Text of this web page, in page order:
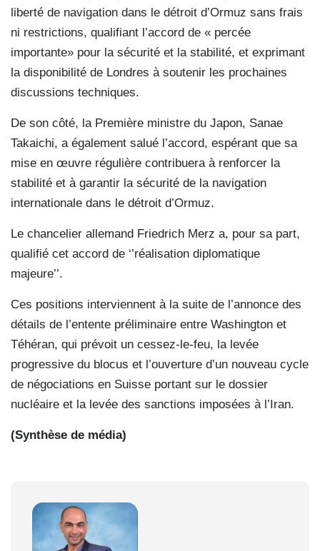
liberté de navigation dans le détroit d’Ormuz sans frais
ni restrictions, qualifiant l’accord de « percée
importante» pour la sécurité et la stabilité, et exprimant
la disponibilité de Londres à soutenir les prochaines
discussions techniques.
De son côté, la Première ministre du Japon, Sanae
Takaichi, a également salué l’accord, espérant que sa
mise en œuvre régulière contribuera à renforcer la
stabilité et à garantir la sécurité de la navigation
internationale dans le détroit d’Ormuz.
Le chancelier allemand Friedrich Merz a, pour sa part,
qualifié cet accord de ‘’réalisation diplomatique
majeure’’.
Ces positions interviennent à la suite de l’annonce des
détails de l’entente préliminaire entre Washington et
Téhéran, qui prévoit un cessez-le-feu, la levée
progressive du blocus et l’ouverture d’un nouveau cycle
de négociations en Suisse portant sur le dossier
nucléaire et la levée des sanctions imposées à l’Iran.
(Synthèse de média)